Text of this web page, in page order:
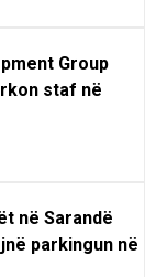
Group
staf në
në Sarandë
parkingun në